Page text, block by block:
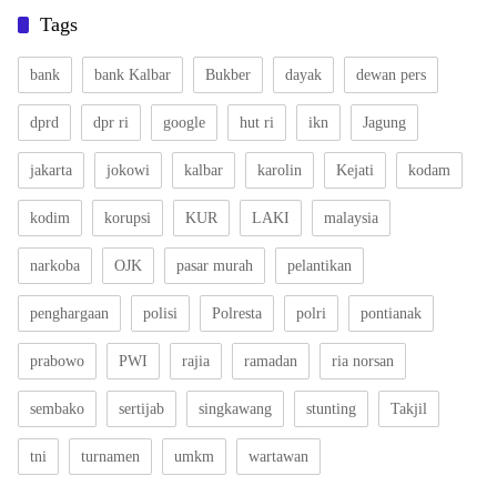
Tags
bank bank Kalbar Bukber dayak dewan pers
dprd dpr ri google hut ri ikn Jagung
jakarta jokowi kalbar karolin Kejati kodam
kodim korupsi KUR LAKI malaysia
narkoba OJK pasar murah pelantikan
penghargaan polisi Polresta polri pontianak
prabowo PWI rajia ramadan ria norsan
sembako sertijab singkawang stunting Takjil
tni turnamen umkm wartawan